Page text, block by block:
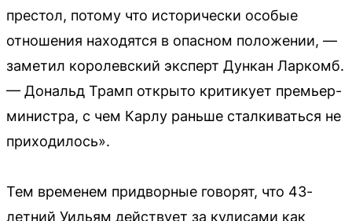
престол, потому что исторически особые
отношения находятся в опасном положении, —
заметил королевский эксперт Дункан Ларкомб.
— Дональд Трамп открыто критикует премьер-
министра, с чем Карлу раньше сталкиваться не
приходилось».
Тем временем придворные говорят, что 43-
летний Уильям действует за кулисами как